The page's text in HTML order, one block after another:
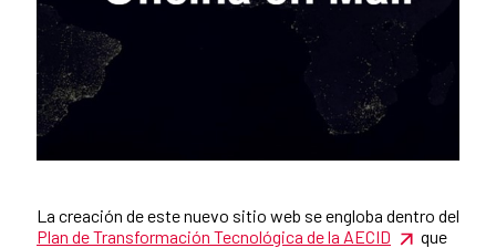
News content
La creación de este nuevo sitio web se engloba dentro del
Plan de Transformación Tecnológica de la AECID
que